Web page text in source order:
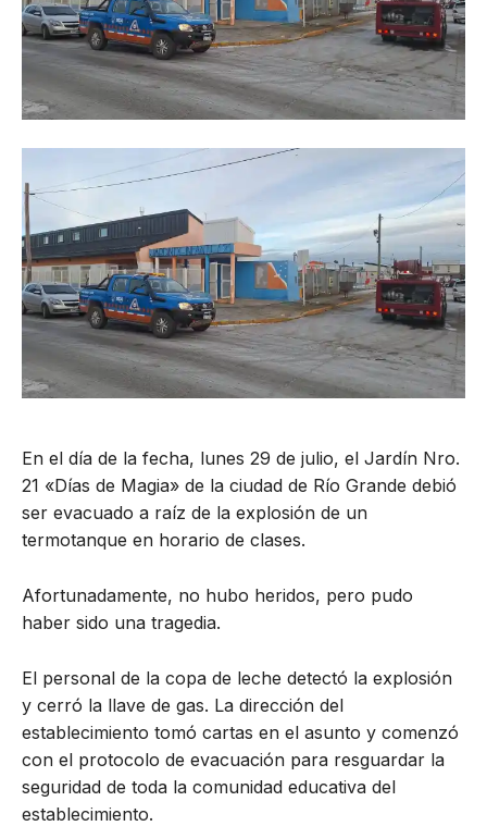
En el día de la fecha, lunes 29 de julio, el Jardín Nro.
21 «Días de Magia» de la ciudad de Río Grande debió
ser evacuado a raíz de la explosión de un
termotanque en horario de clases.
Afortunadamente, no hubo heridos, pero pudo
haber sido una tragedia.
El personal de la copa de leche detectó la explosión
y cerró la llave de gas. La dirección del
establecimiento tomó cartas en el asunto y comenzó
con el protocolo de evacuación para resguardar la
seguridad de toda la comunidad educativa del
establecimiento.